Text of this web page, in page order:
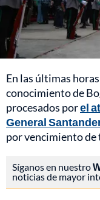
En las últimas
conocimiento de
procesados porel
General
por vencimiento de
Síganos en nuestro
noticias de mayor